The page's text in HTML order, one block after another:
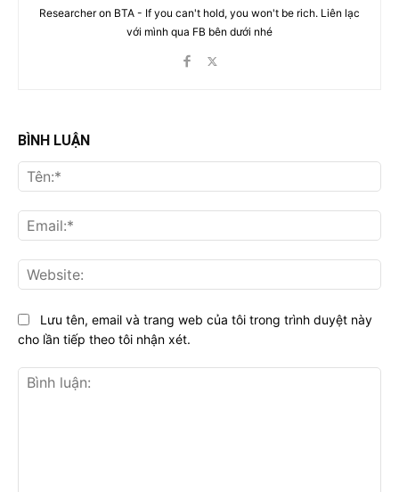
Researcher on BTA - If you can't hold, you won't be rich. Liên lạc
với mình qua FB bên dưới nhé
BÌNH LUẬN
Lưu tên, email và trang web của tôi trong trình duyệt này
cho lần tiếp theo tôi nhận xét.